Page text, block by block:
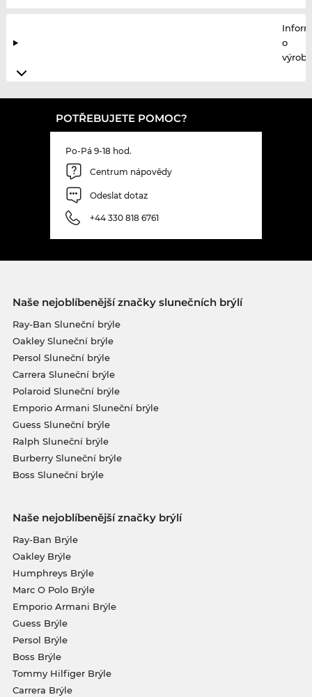
o
POTŘEBUJETE POMOC?
Po-Pá 9-18 hod.
Centrum nápovědy
Odeslat dotaz
+44 330 818 6761
Naše nejoblíbenější značky slunečních brýlí
Ray-Ban Sluneční brýle
Oakley Sluneční brýle
Persol Sluneční brýle
Carrera Sluneční brýle
Polaroid Sluneční brýle
Emporio Armani Sluneční brýle
Guess Sluneční brýle
Ralph Sluneční brýle
Burberry Sluneční brýle
Boss Sluneční brýle
Naše nejoblíbenější značky brýlí
Ray-Ban Brýle
Oakley Brýle
Humphreys Brýle
Marc O Polo Brýle
Emporio Armani Brýle
Guess Brýle
Persol Brýle
Boss Brýle
Tommy Hilfiger Brýle
Carrera Brýle